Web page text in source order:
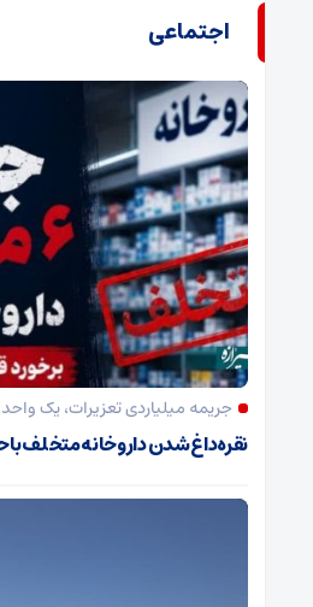
اجتماعی
جریمه میلیاردی تعزیرات، یک
نقره‌داغ شدن داروخانه متخلف